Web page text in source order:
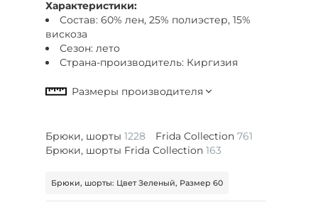
Характеристики:
Состав: 60% лен, 25% полиэстер, 15%
вискоза
Сезон: лето
Страна-производитель: Киргизия
Брюки, шорты 1228 Frida Collection 761
Брюки, шорты Frida Collection 163
Брюки, шорты: Цвет Зеленый, Размер 60